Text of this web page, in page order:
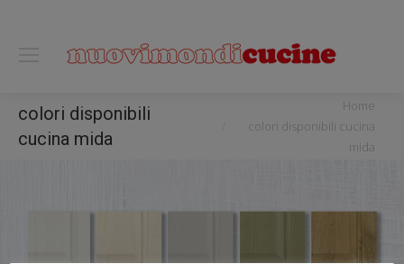
colori disponibili
cucina mida
Home
colori disponibili cucina
mida